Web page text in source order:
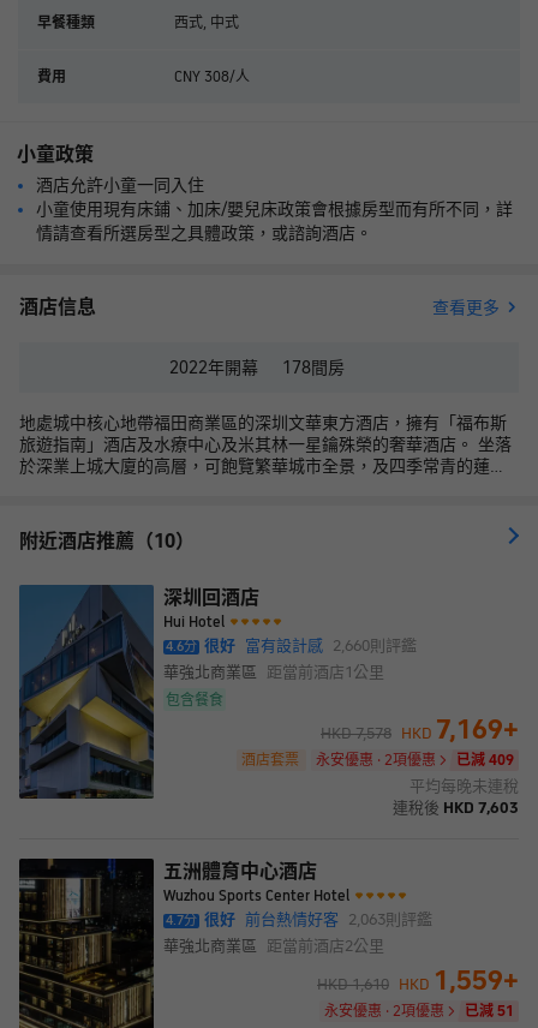
早餐種類 西式, 中式
費用 CNY 308/人
小童政策
酒店允許小童一同入住
小童使用現有床鋪、加床/嬰兒床政策會根據房型而有所不同，詳
情請查看所選房型之具體政策，或諮詢酒店。
酒店信息 查看更多
2022年開幕 178間房
地處城中核心地帶福田商業區的深圳文華東方酒店，擁有「福布斯
旅遊指南」酒店及水療中心及米其林一星鑰殊榮的奢華酒店。 坐落
於深業上城大廈的高層，可飽覽繁華城市全景，及四季常青的蓮花
入住體驗。 酒店設有8間令人耳目一新的餐廳及酒吧，包括一家
「黑珍珠餐廳」及「亞洲50佳酒吧」，以多元選擇打造城中獨樹一
聞名遐邇的康體護理。同樓層還設有一間多功能健身中心和一個頂
高30米的室內恒温游泳池。 矚目的標誌性建築The Cube提供超過
1,500平方米的獨立宴會場地，適用於舉辦各種規模的活動。位於77
層的「雲境」是城中的高空宴會空間之一，可領略公園綠地及迷人
城景。
附近酒店推薦（10）
深圳回酒店
Hui Hotel
4.6分 很好 富有設計感 2,660則評鑑
華強北商業區
距當前酒店 1公里
包含餐食
HKD7,578 HKD 7,169+
永安優惠 · 2項優惠 已減 409
酒店套票
平均每晚未連稅
連稅後 HKD 7,603
五洲體育中心酒店
Wuzhou Sports Center Hotel
4.7分 很好 前台熱情好客 2,063則評鑑
華強北商業區
距當前酒店2公里
HKD1,610 HKD 1,559+
永安優惠 · 2項優惠 已減 51